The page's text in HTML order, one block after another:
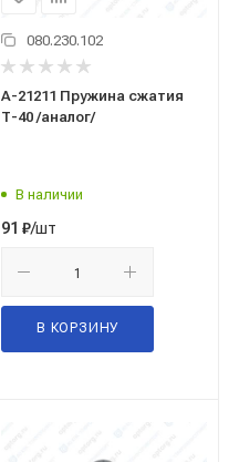
080.230.102
А-21211 Пружина сжатия
Т-40 /аналог/
В наличии
91 ₽/шт
В КОРЗИНУ